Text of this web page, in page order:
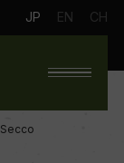
JP EN CH